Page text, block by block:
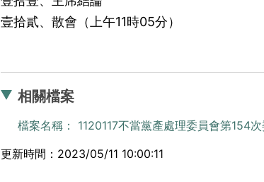
壹拾貳、散會（上午11時05分）
相關檔案
檔案名稱： 1120117不當黨產處理委員會第154
更新時間：2023/05/11 10:00:11